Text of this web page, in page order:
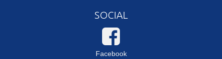
SOCIAL
Facebook